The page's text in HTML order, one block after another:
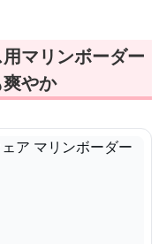
マリンボーダー
やか